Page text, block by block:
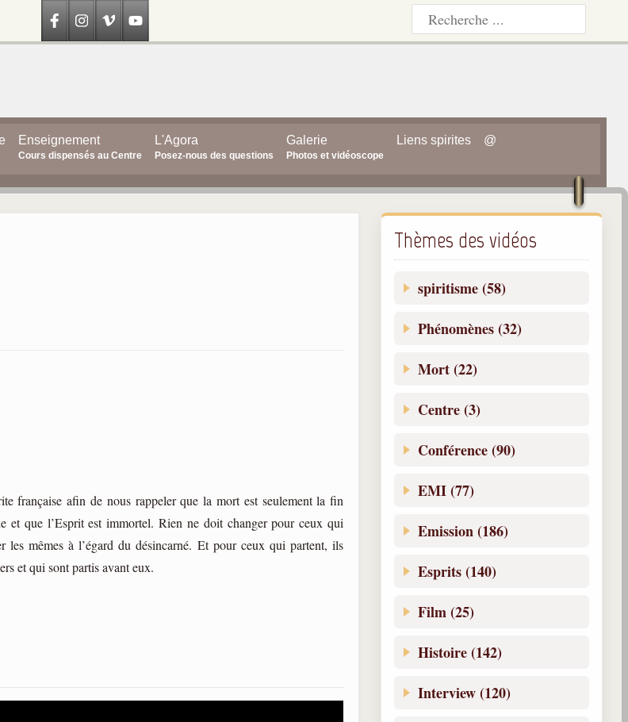
Enseignement
Cours dispensés au Centre
L'Agora
Posez-nous des questions
Galerie
Photos et vidéoscope
Liens spirites @
française afin de nous rappeler que la mort est seulement la fin
et que l’Esprit est immortel. Rien ne doit changer pour ceux qui
les mêmes à l’égard du désincarné. Et pour ceux qui partent, ils
et qui sont partis avant eux.
Thèmes des vidéos
spiritisme (58)
Phénomènes (32)
Mort (22)
Centre (3)
Conférence (90)
EMI (77)
Emission (186)
Esprits (140)
Film (25)
Histoire (142)
Interview (120)